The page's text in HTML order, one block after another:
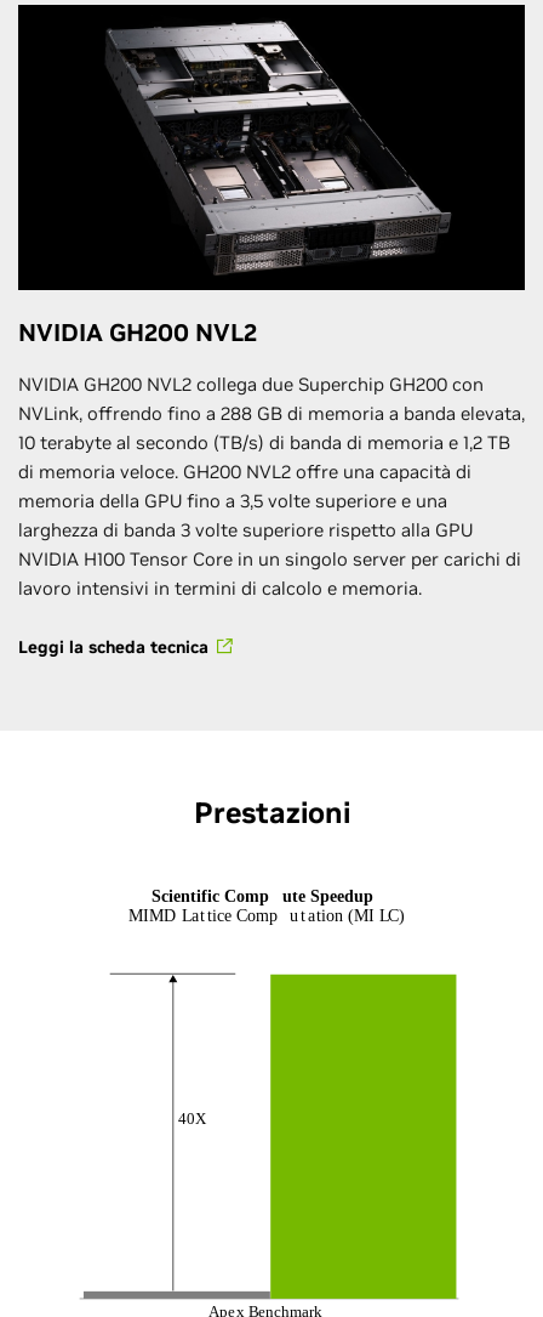
NVIDIA GH200 NVL2
NVIDIA GH200 NVL2 collega due Superchip GH200 con
NVLink, offrendo fino a 288 GB di memoria a banda elevata,
10 terabyte al secondo (TB/s) di banda di memoria e 1,2 TB
di memoria veloce. GH200 NVL2 offre una capacità di
memoria della GPU fino a 3,5 volte superiore e una
larghezza di banda 3 volte superiore rispetto alla GPU
NVIDIA H100 Tensor Core in un singolo server per carichi di
lavoro intensivi in termini di calcolo e memoria.
Leggi la scheda tecnica
Prestazioni